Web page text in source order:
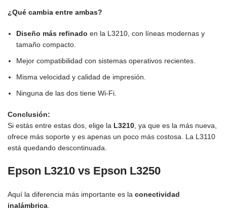
¿Qué cambia entre ambas?
Diseño más refinado en la L3210, con líneas modernas y
tamaño compacto.
Mejor compatibilidad con sistemas operativos recientes.
Misma velocidad y calidad de impresión.
Ninguna de las dos tiene Wi-Fi.
Conclusión:
Si estás entre estas dos, elige la L3210 , ya que es la más nueva,
ofrece más soporte y es apenas un poco más costosa. La L3110
está quedando descontinuada.
Epson L3210 vs Epson L3250
Aquí la diferencia más importante es la conectividad
inalámbrica